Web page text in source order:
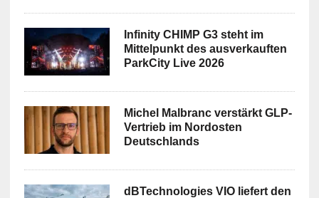
Infinity CHIMP G3 steht im
Mittelpunkt des ausverkauften
ParkCity Live 2026
Michel Malbranc verstärkt GLP-
Vertrieb im Nordosten
Deutschlands
dBTechnologies VIO liefert den